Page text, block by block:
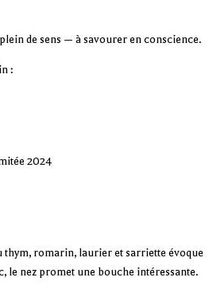
de sens — à savourer en conscience.
:
2024
romarin, laurier et sarriette évoque
le nez promet une bouche intéressante.